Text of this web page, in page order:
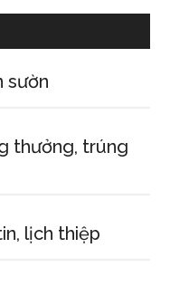
sườn
thưởng, trúng
lịch thiệp